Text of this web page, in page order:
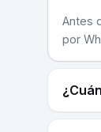
Antes
por